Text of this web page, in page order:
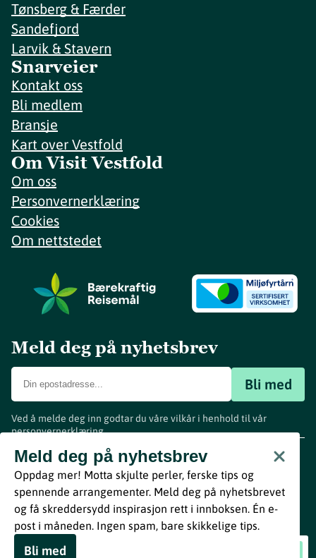
Thom Hell i Bruddet
Tønsberg & Færder
Sandefjord
Larvik & Stavern
Snarveier
Kontakt oss
Bli medlem
Bransje
Kart over Vestfold
Om Visit Vestfold
Om oss
Personvernerklæring
Cookies
Om nettstedet
Meld deg på nyhetsbrev
Bli med
Ved å melde deg inn godtar du våre vilkår i henhold til vår
personvernerklæring.
Meld deg på nyhetsbrev
Oppdag mer! Motta skjulte perler, ferske tips og
spennende arrangementer. Meld deg på nyhetsbrevet
og få skreddersydd inspirasjon rett i innboksen. Én e-
post i måneden. Ingen spam, bare skikkelige tips.
Bli med
www.visitvestfold.com
Turistinformasjon
Vestfold Fylkeskommune
ByBreakfast